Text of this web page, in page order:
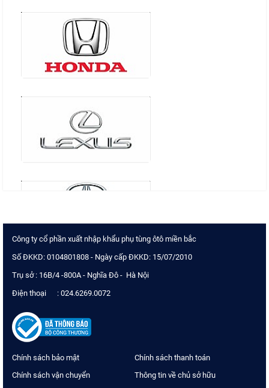
Công ty cổ phần xuất nhập khẩu phụ tùng ôtô miền bắc
Số ĐKKD: 0104801808 - Ngày cấp ĐKKD: 15/07/2010
Trụ sở : 16B/4 -800A - Nghĩa Đô - Hà Nội
Điện thoại : 024.6269.0072
Chính sách bảo mật
Chính sách thanh toán
Chính sách vận chuyển
Thông tin về chủ sở hữu